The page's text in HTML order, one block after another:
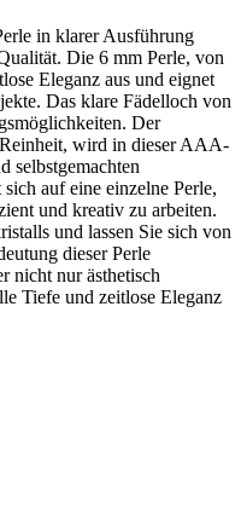
in klarer Ausführung
Die 6 mm Perle, von
Eleganz aus und eignet
Das klare Fädelloch von
Der
wird in dieser AAA-
selbstgemachten
auf eine einzelne Perle,
und kreativ zu arbeiten.
und lassen Sie sich von
dieser Perle
nicht nur ästhetisch
Tiefe und zeitlose Eleganz